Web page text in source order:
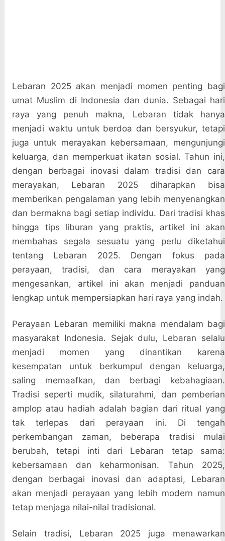
Lebaran 2025 akan menjadi momen penting bagi
umat Muslim di Indonesia dan dunia. Sebagai hari
raya yang penuh makna, Lebaran tidak hanya
menjadi waktu untuk berdoa dan bersyukur, tetapi
juga untuk merayakan kebersamaan, mengunjungi
keluarga, dan memperkuat ikatan sosial. Tahun ini,
dengan berbagai inovasi dalam tradisi dan cara
merayakan, Lebaran 2025 diharapkan bisa
memberikan pengalaman yang lebih menyenangkan
dan bermakna bagi setiap individu. Dari tradisi khas
hingga tips liburan yang praktis, artikel ini akan
membahas segala sesuatu yang perlu diketahui
tentang Lebaran 2025. Dengan fokus pada
perayaan, tradisi, dan cara merayakan yang
mengesankan, artikel ini akan menjadi panduan
lengkap untuk mempersiapkan hari raya yang indah.
Perayaan Lebaran memiliki makna mendalam bagi
masyarakat Indonesia. Sejak dulu, Lebaran selalu
menjadi momen yang dinantikan karena
kesempatan untuk berkumpul dengan keluarga,
saling memaafkan, dan berbagi kebahagiaan.
Tradisi seperti mudik, silaturahmi, dan pemberian
amplop atau hadiah adalah bagian dari ritual yang
tak terlepas dari perayaan ini. Di tengah
perkembangan zaman, beberapa tradisi mulai
berubah, tetapi inti dari Lebaran tetap sama:
kebersamaan dan keharmonisan. Tahun 2025,
dengan berbagai inovasi dan adaptasi, Lebaran
akan menjadi perayaan yang lebih modern namun
tetap menjaga nilai-nilai tradisional.
Selain tradisi, Lebaran 2025 juga menawarkan